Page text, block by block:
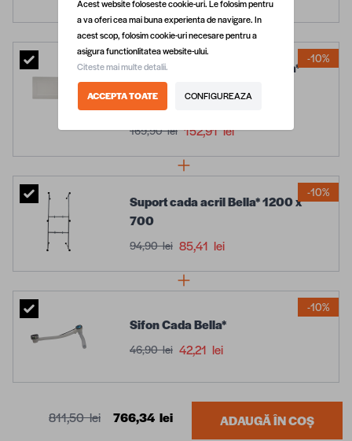
Masca pentru cada acril Bella*
1200 x 700 mm
169,90 lei 152,91 lei
-10%
Suport cada acril Bella* 1200 x
700
94,90 lei 85,41 lei
-10%
Sifon Cada Bella*
46,90 lei 42,21 lei
-10%
811,50 lei 766,34 lei ADAUGĂ ÎN COȘ
Acest website foloseste cookie-uri. Le folosim pentru
a va oferi cea mai buna experienta de navigare. In
acest scop, folosim cookie-uri necesare pentru a
asigura functionlitatea website-ului.
Citeste mai multe detalii.
ACCEPTA TOATE CONFIGUREAZA